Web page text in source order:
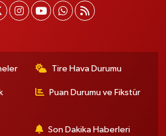
Tire Hava Durumu
Puan Durumu ve Fikstür
Son Dakika Haberleri